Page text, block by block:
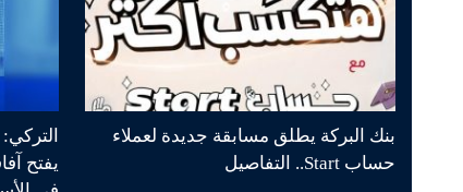
بنك البركة يطلق مسابقة جديدة لعملاء
حساب Start.. التفاصيل
يفتح